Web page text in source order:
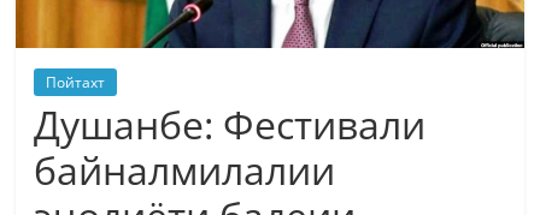
Пойтахт
Душанбе: Фестивали
байналмилалии